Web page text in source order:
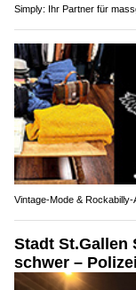
Simply: Ihr Partner für
Vintage-Mode &
Stadt St.Gallen
schwer –